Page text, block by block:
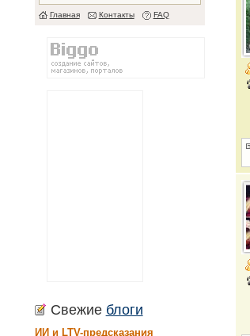
Главная Контакты FAQ
Свежие блоги
ИИ и LTV-предсказания